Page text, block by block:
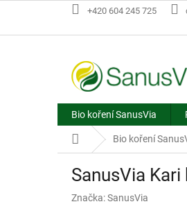
+420 604 245 725
Bio koření SanusVia
Domů Bio koření
SanusVia
Značka:SanusVia